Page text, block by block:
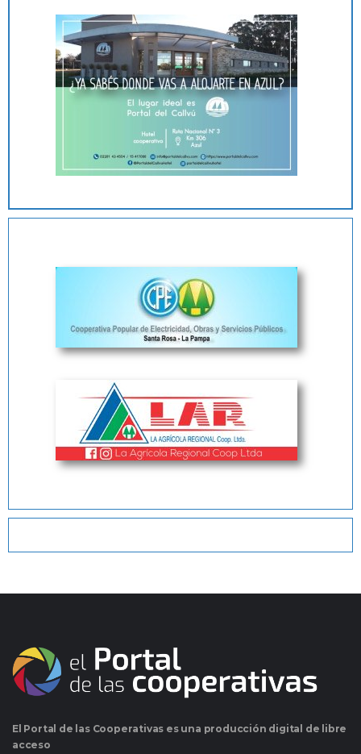
El Portal de las Cooperativas es una producción digital de libre
acceso